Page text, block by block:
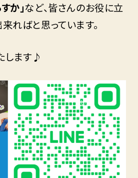
か」など、皆さんのお役に立
ればと思っています。
します♪